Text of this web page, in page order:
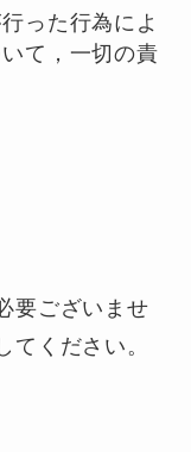
った行為によ
て，一切の責
要ございませ
てください。